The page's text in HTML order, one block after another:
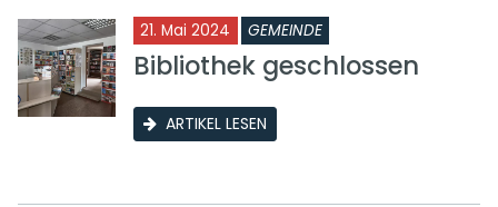
21. Mai 2024 GEMEINDE
Bibliothek geschlossen
ARTIKEL LESEN